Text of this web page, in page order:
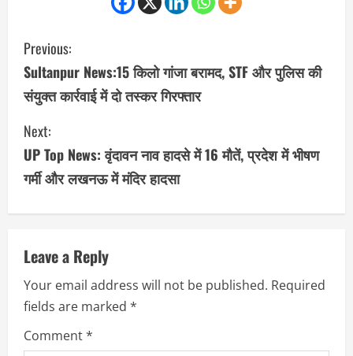
C
o
n
t
i
n
e
R
e
Previous:
Sultanpur News:15 किलो गांजा बरामद, STF और पुलिस की
संयुक्त कार्रवाई में दो तस्कर गिरफ्तार
Next:
UP Top News: वृंदावन नाव हादसे में 16 मौतें, प्रदेश में भीषण
गर्मी और लखनऊ में मंदिर हादसा
Leave a Reply
Your email address will not be published. Required
fields are marked *
Comment*